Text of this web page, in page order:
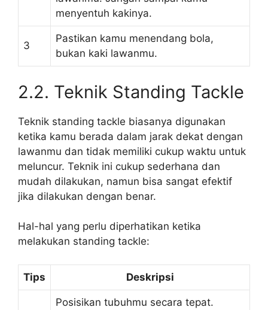
menyentuh kakinya.
3
Pastikan kamu menendang bola,
bukan kaki lawanmu.
2.2. Teknik Standing Tackle
Teknik standing tackle biasanya digunakan
ketika kamu berada dalam jarak dekat dengan
lawanmu dan tidak memiliki cukup waktu untuk
meluncur. Teknik ini cukup sederhana dan
mudah dilakukan, namun bisa sangat efektif
jika dilakukan dengan benar.
Hal-hal yang perlu diperhatikan ketika
melakukan standing tackle:
Tips Deskripsi
Posisikan tubuhmu secara tepat.